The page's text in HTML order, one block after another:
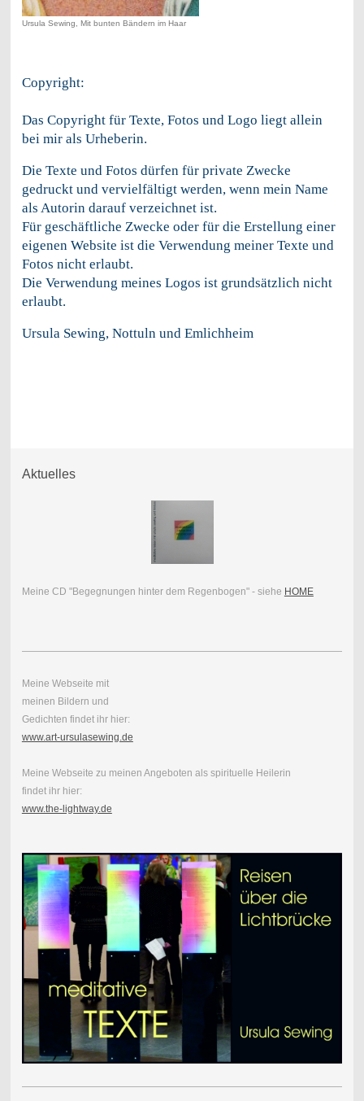
Ursula Sewing, Mit bunten Bändern im Haar
Copyright:
Das Copyright für Texte, Fotos und Logo liegt allein
bei mir als Urheberin.
Die Texte und Fotos dürfen für private Zwecke
gedruckt und vervielfältigt werden, wenn mein Name
als Autorin darauf verzeichnet ist.
Für geschäftliche Zwecke oder für die Erstellung einer
eigenen Website ist die Verwendung meiner Texte und
Fotos nicht erlaubt.
Die Verwendung meines Logos ist grundsätzlich nicht
erlaubt.
Ursula Sewing, Nottuln und Emlichheim
Aktuelles
Meine CD "Begegnungen hinter dem Regenbogen" - siehe HOME
Meine Webseite mit
meinen Bildern und
Gedichten findet ihr hier:
www.art-ursulasewing.de
Meine Webseite zu meinen Angeboten als spirituelle Heilerin
findet ihr hier:
www.the-lightway.de